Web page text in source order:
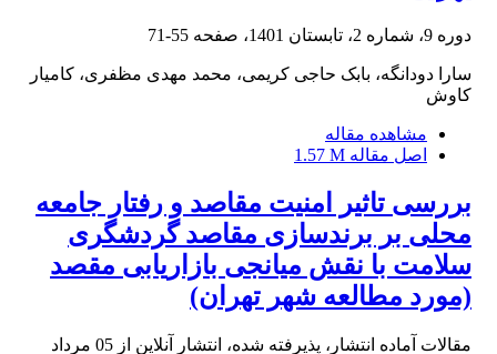
دوره 9، شماره 2، تابستان 1401، صفحه 55-71
سارا دودانگه، بابک حاجی کریمی، محمد مهدی مظفری، کامیار
کاوش
مشاهده مقاله
اصل مقاله 1.57 M
بررسی تاثیر امنیت مقاصد و رفتار جامعه
محلی بر برندسازی مقاصد گردشگری
سلامت با نقش میانجی بازاریابی مقصد
(مورد مطالعه شهر تهران)
مقالات آماده انتشار، پذیرفته شده، انتشار آنلاین از
05 مرداد